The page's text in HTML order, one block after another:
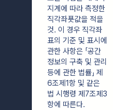
지계에 따라 측정한
직각좌푯값을 적을
것. 이 경우 직각좌
표의 기준 및 표시에
관한 사항은 「공간
정보의 구축 및 관리
등에 관한 법률」 제
6조제1항 및 같은
법 시행령 제7조제3
항에 따른다.